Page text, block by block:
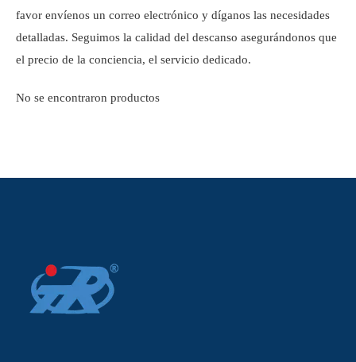
favor envíenos un correo electrónico y díganos las necesidades
detalladas. Seguimos la calidad del descanso asegurándonos que
el precio de la conciencia, el servicio dedicado.
No se encontraron productos